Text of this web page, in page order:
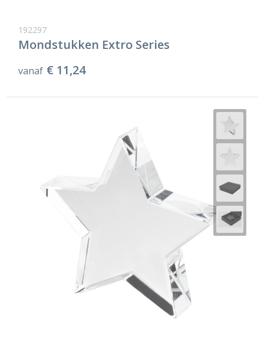
192297
Mondstukken Extro Series
vanaf € 11,24